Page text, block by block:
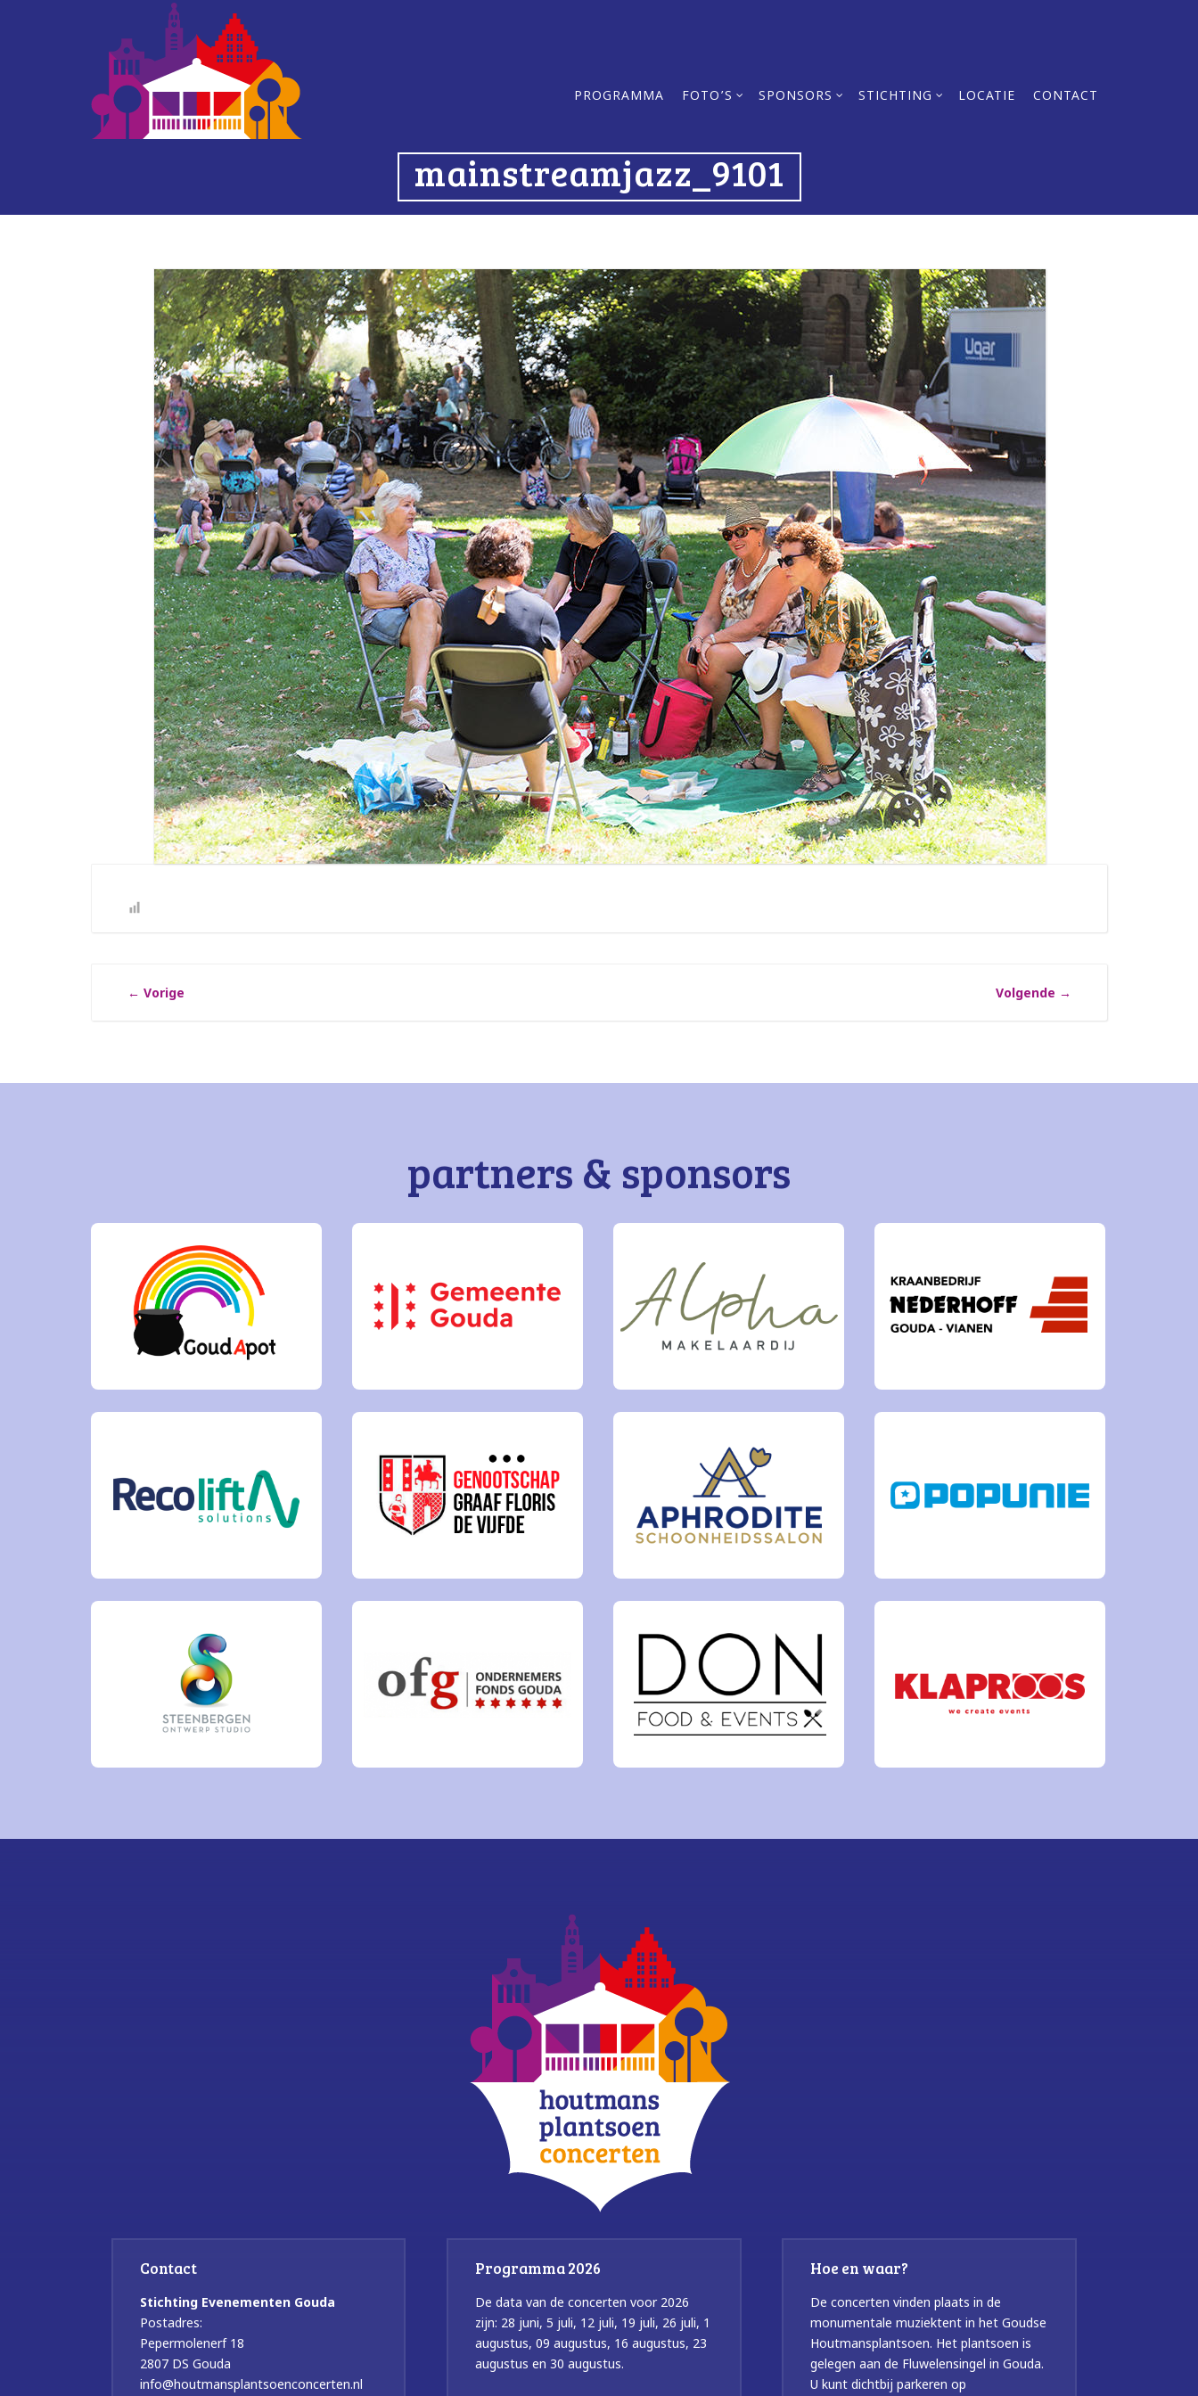
PROGRAMMA FOTO’S SPONSORS STICHTING LOCATIE CONTACT
mainstreamjazz_9101
← Vorige Volgende →
partners & sponsors
Contact
Stichting Evenementen Gouda
Postadres:
Pepermolenerf 18
2807 DS Gouda
info@houtmansplantsoenconcerten.nl
Programma 2026
De data van de concerten voor 2026
zijn: 28 juni, 5 juli, 12 juli, 19 juli, 26 juli, 1
augustus, 09 augustus, 16 augustus, 23
augustus en 30 augustus.
Hoe en waar?
De concerten vinden plaats in de
monumentale muziektent in het Goudse
Houtmansplantsoen. Het plantsoen is
gelegen aan de Fluwelensingel in Gouda.
U kunt dichtbij parkeren op